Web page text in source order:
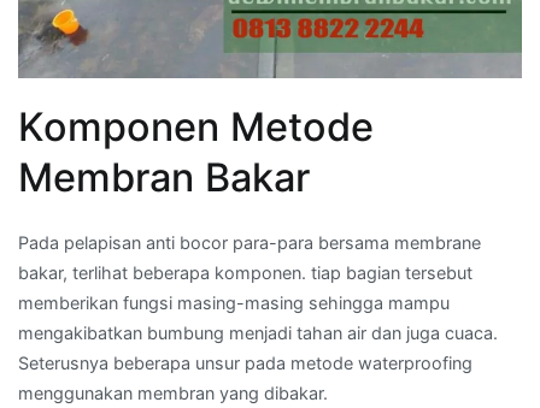
Komponen Metode
Membran Bakar
Pada pelapisan anti bocor para-para bersama membrane
bakar, terlihat beberapa komponen. tiap bagian tersebut
memberikan fungsi masing-masing sehingga mampu
mengakibatkan bumbung menjadi tahan air dan juga cuaca.
Seterusnya beberapa unsur pada metode waterproofing
menggunakan membran yang dibakar.